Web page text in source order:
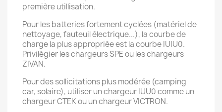
première utillisation.
Pour les batteries fortement cyclées (matériel de
nettoyage, fauteuil électrique...), la courbe de
charge la plus appropriée est la courbe IUIU0.
Privilégier les chargeurs SPE ou les chargeurs
ZIVAN.
Pour des sollicitations plus modérée (camping
car, solaire), utiliser un chargeur IUU0 comme un
chargeur CTEK ou un chargeur VICTRON.